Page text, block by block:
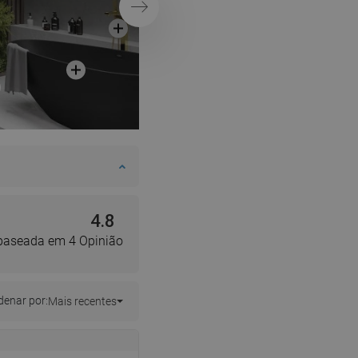
Próximo
4.8
em 4 Opinião
por:Mais recentes